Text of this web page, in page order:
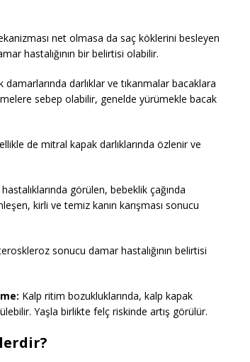
net olmasa da saç köklerini besleyen
hastalığının bir belirtisi olabilir.
darlıklar ve tıkanmalar bacaklara
sebep olabilir, genelde yürümekle bacak
de mitral kapak darlıklarında özlenir ve
görülen, bebeklik çağında
kirli ve temiz kanın karışması sonucu
sonucu damar hastalığının belirtisi
Kalp ritim bozukluklarında, kalp kapak
Yaşla birlikte felç riskinde artış görülür.